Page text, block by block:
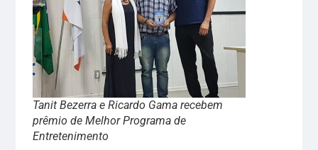
Tanit Bezerra e Ricardo Gama recebem
prêmio de Melhor Programa de
Entretenimento